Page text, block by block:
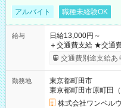
アルバイト 職種未経験OK
給与
日給13,000円～
＋交通費支給 ★交通費全額支給！ ┗案件により規定あり ★日払
いOK！（規定あり
ンビニATMから 日払い分を
交通費別途支給あ
勤務地
東京都町田市
東京都町田市原町田
株式会社ワンベル